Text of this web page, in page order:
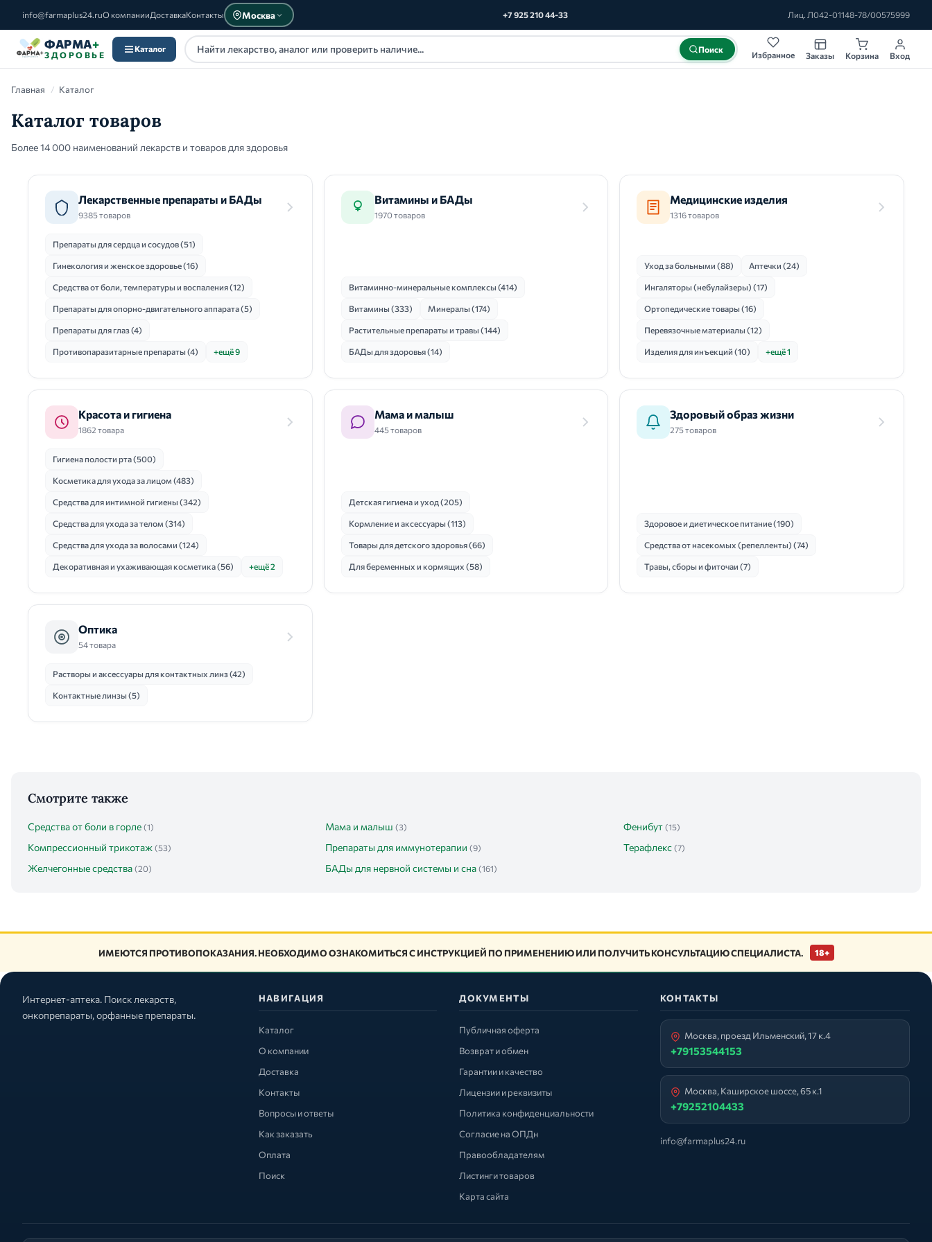
info@farmaplus24.ruО компанииДоставкаКонтакты Москва +7 925 210 44-33 Лиц. Л042-01148-78/00575999
ФАРМА+
ЗДОРОВЬЕ
Каталог Поиск
Избранное Заказы Корзина Вход
Каталог
Главная / Каталог
Каталог товаров
Более 14 000 наименований лекарств и товаров для здоровья
Лекарственные препараты и БАДы
9385 товаров
Препараты для сердца и сосудов (51)
Гинекология и женское здоровье (16)
Средства от боли, температуры и воспаления (12)
Препараты для опорно-двигательного аппарата (5)
Препараты для глаз (4)
Противопаразитарные препараты (4) +ещё 9
Витамины и БАДы
1970 товаров
Витаминно-минеральные комплексы (414)
Витамины (333) Минералы (174)
Растительные препараты и травы (144)
БАДы для здоровья (14)
Медицинские изделия
1316 товаров
Уход за больными (88) Аптечки (24)
Ингаляторы (небулайзеры) (17)
Ортопедические товары (16)
Перевязочные материалы (12)
Изделия для инъекций (10) +ещё 1
Красота и гигиена
1862 товара
Гигиена полости рта (500)
Косметика для ухода за лицом (483)
Средства для интимной гигиены (342)
Средства для ухода за телом (314)
Средства для ухода за волосами (124)
Декоративная и ухаживающая косметика (56) +ещё 2
Мама и малыш
445 товаров
Детская гигиена и уход (205)
Кормление и аксессуары (113)
Товары для детского здоровья (66)
Для беременных и кормящих (58)
Здоровый образ жизни
275 товаров
Здоровое и диетическое питание (190)
Средства от насекомых (репелленты) (74)
Травы, сборы и фиточаи (7)
Оптика
54 товара
Растворы и аксессуары для контактных линз (42)
Контактные линзы (5)
Смотрите также
Средства от боли в горле (1) Мама и малыш (3) Фенибут (15)
Компрессионный трикотаж (53) Препараты для иммунотерапии (9) Терафлекс (7)
Желчегонные средства (20) БАДы для нервной системы и сна (161)
ИМЕЮТСЯ ПРОТИВОПОКАЗАНИЯ. НЕОБХОДИМО ОЗНАКОМИТЬСЯ С ИНСТРУКЦИЕЙ ПО ПРИМЕНЕНИЮ ИЛИ ПОЛУЧИТЬ КОНСУЛЬТАЦИЮ СПЕЦИАЛИСТА. 18+
Интернет-аптека. Поиск лекарств,
онкопрепараты, орфанные препараты.
НАВИГАЦИЯ
Каталог
О компании
Доставка
Контакты
Вопросы и ответы
Как заказать
Оплата
Поиск
ДОКУМЕНТЫ
Публичная оферта
Возврат и обмен
Гарантии и качество
Лицензии и реквизиты
Политика конфиденциальности
Согласие на ОПДн
Правообладателям
Листинги товаров
Карта сайта
КОНТАКТЫ
Москва, проезд Ильменский, 17 к.4
+79153544153
Москва, Каширское шоссе, 65 к.1
+79252104433
info@farmaplus24.ru